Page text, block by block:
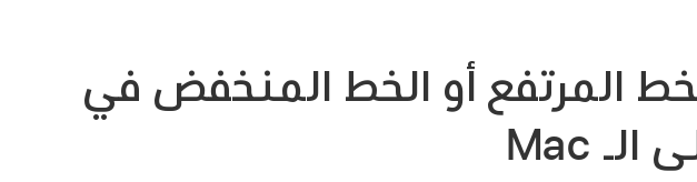
المرتفع أو الخط المنخفض في